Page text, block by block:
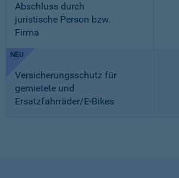
Abschluss durch
juristische Person bzw.
Firma
NEU
Versicherungsschutz für
gemietete und
Ersatzfahrräder/E-Bikes